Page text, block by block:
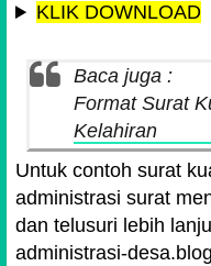
KLIK DOWNLOAD
Baca juga :
Format Surat
Kelahiran
Untuk contoh surat
administrasi surat
dan telusuri lebih
administrasi-